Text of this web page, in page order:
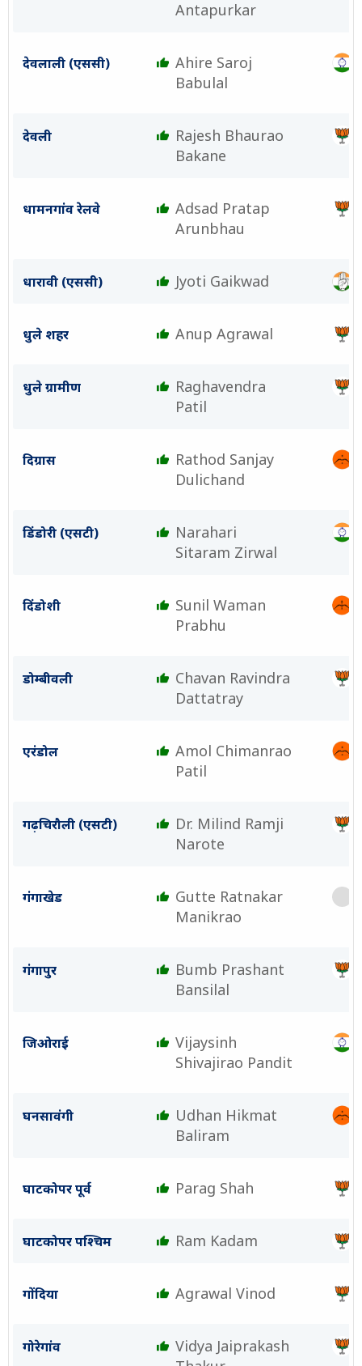
Antapurkar
देवलाली (एससी)
Ahire Saroj
Babulal
देवली
Rajesh Bhaurao
Bakane
धामनगांव रेलवे
Adsad Pratap
Arunbhau
धारावी (एससी) Jyoti Gaikwad
धुले शहर Anup Agrawal
धुले ग्रामीण
Raghavendra
Patil
दिग्रास
Rathod Sanjay
Dulichand
डिंडोरी (एसटी)
Narahari
Sitaram Zirwal
दिंडोशी
Sunil Waman
Prabhu
डोम्बीवली
Chavan Ravindra
Dattatray
एरंडोल
Amol Chimanrao
Patil
गढ़चिरौली (एसटी)
Dr. Milind Ramji
Narote
गंगाखेड
Gutte Ratnakar
Manikrao
गंगापुर
Bumb Prashant
Bansilal
जिओराई
Vijaysinh
Shivajirao Pandit
घनसावंगी
Udhan Hikmat
Baliram
घाटकोपर पूर्व Parag Shah
घाटकोपर पश्चिम Ram Kadam
गोंदिया Agrawal Vinod
गोरेगांव
Vidya Jaiprakash